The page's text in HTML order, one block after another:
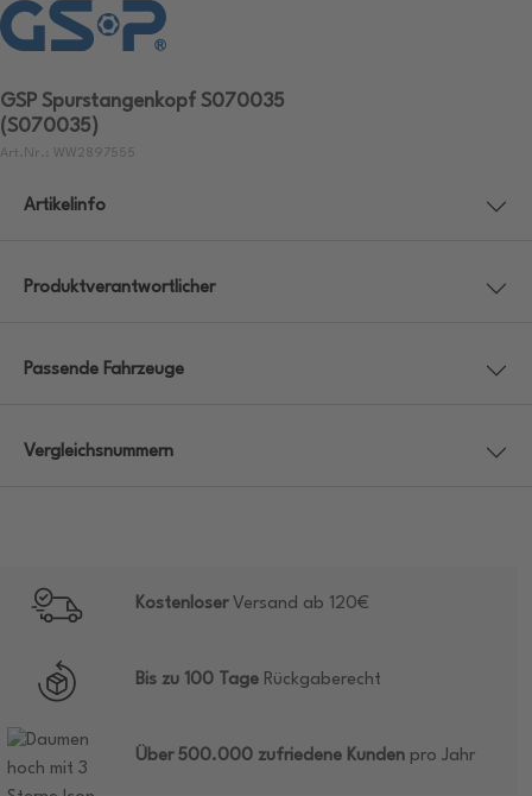
GSP Spurstangenkopf S070035
(S070035)
Art.Nr.: WW2897555
Artikelinfo
Produktverantwortlicher
Passende Fahrzeuge
Vergleichsnummern
KostenloserVersand ab 120€
Bis zu 100 Tage Rückgaberecht
Über 500.000 zufriedene Kunden pro Jahr